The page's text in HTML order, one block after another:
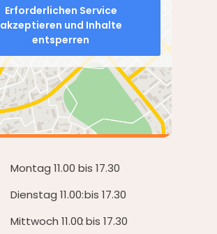
Erforderlichen Service
akzeptieren und Inhalte
entsperren
Montag 11.00 bis 17.30
Dienstag 11.00 bis 17.30
Mittwoch 11.00 bis 17.30